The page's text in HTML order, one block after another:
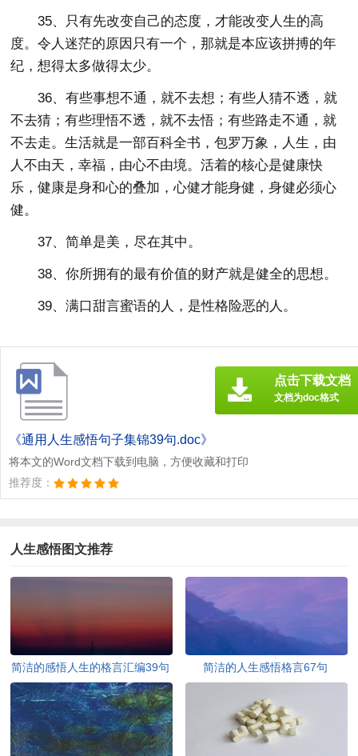
35、只有先改变自己的态度，才能改变人生的高
度。令人迷茫的原因只有一个，那就是本应该拼搏的年
纪，想得太多做得太少。
36、有些事想不通，就不去想；有些人猜不透，就
不去猜；有些理悟不透，就不去悟；有些路走不通，就
不去走。生活就是一部百科全书，包罗万象，人生，由
人不由天，幸福，由心不由境。活着的核心是健康快
乐，健康是身和心的叠加，心健才能身健，身健必须心
健。
37、简单是美，尽在其中。
38、你所拥有的最有价值的财产就是健全的思想。
39、满口甜言蜜语的人，是性格险恶的人。
《通用人生感悟句子集锦39句.doc》
将本文的Word文档下载到电脑，方便收藏和打印
推荐度：
点击下载文档
文档为doc格式
人生感悟图文推荐
简洁的感悟人生的格言汇编39句 简洁的人生感悟格言67句